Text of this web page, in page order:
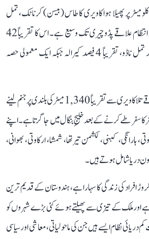
ہزار 155 مربع کلومیٹر پر پھیلا ہوا کاویری کا طاس (بیسن) کرناٹک، تمل
ناڈو، کیرالہ اور مرکز کے زیر انتظام علاقے پڈوچیری تک وسیع ہے۔ اس کا تقریباً 42
فیصد حصہ کرناٹک، 54 فیصد تمل ناڈو، تقریباً 4 فیصد کیرالہ جبکہ ایک معمولی حصہ
کوڈاگو کے جنگلاتی پہاڑی علاقے تلاکاویری سے تقریباً 1,340 میٹر کی بلندی پر جنم لینے
تقریباً 800 کلومیٹر کا سفر طے کرنے کے بعد خلیجِ بنگال میں جا گرتا ہے۔ اپنے
کبنی، لکشمن تیرتھا، شمشا، ارکاوتی، بھوانی،
دریا شامل ہوتے ہیں۔
کروڑ افراد کی زندگی کا سہارا ہے، ہندوستان کے قدیم ترین
اور ملک کے تیزی سے پھیلتے ہوئے کئی بڑے شہروں کو
دریائی نظام ایسے ہیں جن کی ماحولیاتی، معاشی اور سیاسی